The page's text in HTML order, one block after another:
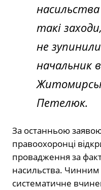
насильства
такі
не
начальник
Петелюк.
За останньою
правоохоронці
провадження за
насильства.
систематичне